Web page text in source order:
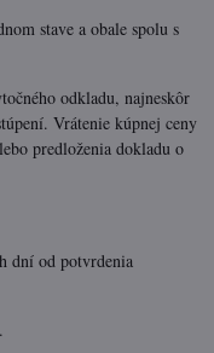
stave a obale spolu s
odkladu, najneskôr
Vrátenie kúpnej ceny
predloženia dokladu o
dní od potvrdenia